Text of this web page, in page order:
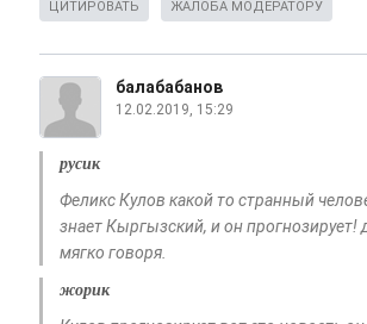
ЦИТИРОВАТЬ ЖАЛОБА МОДЕРАТОРУ
балабабанов
12.02.2019, 15:29
русик
Феликс Кулов какой то странный
знает Кыргызский, и он прогнозирует!
мягко говоря.
жорик